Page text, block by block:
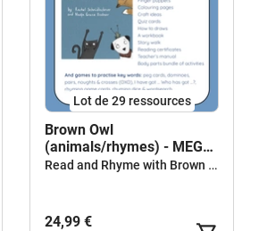
Lot de 29 ressources
Brown Owl
(animals/rhymes) - MEGA
BUNDLE
Read and Rhyme with Brown Owl
24,99 €